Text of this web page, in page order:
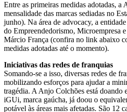
Entre as primeiras medidas adotadas, a
mensalidade das marcas sediadas no
junho). Na área de advocacy, a
do Empreendedorismo, Microempresa
Márcio França (confira no link abaixo
medidas adotadas até o momento).
Iniciativas das redes de franquias
Somando-se a isso, diversas redes de
mobilizando esforços para ajudar a
tragédia. A Anjo Colchões está doando
iGUi, marca gaúcha, já doou o
potável às áreas mais afetadas. São 12